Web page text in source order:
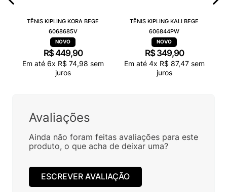
TÊNIS KIPLING KORA BEGE
6068685V
R$449,90
Em até 6x R$ 74,98 sem
juros
TÊNIS KIPLING KALI BEGE
606844PW
R$ 349,90
Em até 4x R$ 87,47sem
juros
Avaliações
Ainda não foram feitas avaliações para este
produto, o que acha de deixar uma?
ESCREVER AVALIAÇÃO